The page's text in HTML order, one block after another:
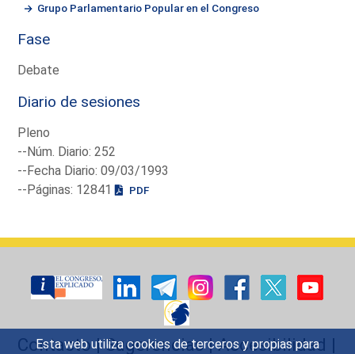
Esta web utiliza cookies de terceros y propias para
Grupo Parlamentario Popular en el Congreso
Fase
Debate
Diario de sesiones
Pleno
--Núm. Diario: 252
--Fecha Diario: 09/03/1993
--Páginas: 12841
PDF
Contacto|Sugerencias|Accesibilidad |